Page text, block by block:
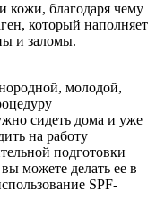
кожи, благодаря чему
который наполняет
и заломы.
молодой,
сидеть дома и уже
на работу
подготовки
можете делать ее в
SPF-